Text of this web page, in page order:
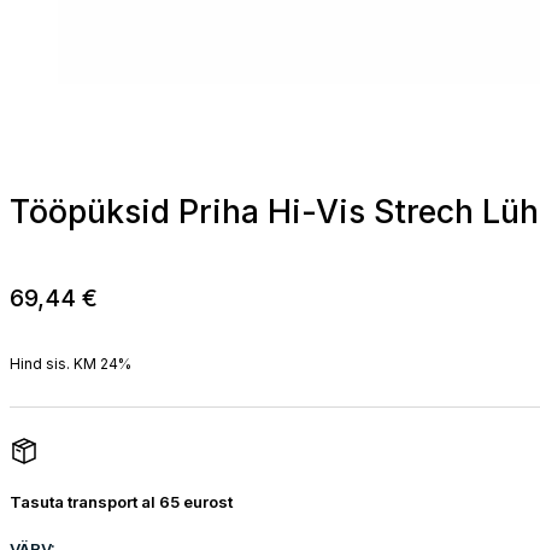
Tööpüksid Priha Hi-Vis Strech
69,44 €
Hind sis. KM 24%
Tasuta transport al 65 eurost